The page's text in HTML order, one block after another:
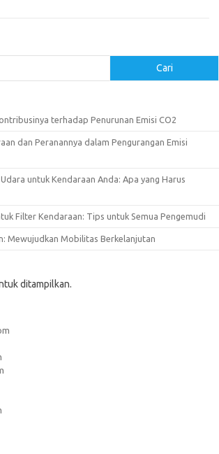
Cari
terhadap Penurunan Emisi CO2
dan Peranannya dalam Pengurangan Emisi
untuk Kendaraan Anda: Apa yang Harus
Filter Kendaraan: Tips untuk Semua Pengemudi
Mewujudkan Mobilitas Berkelanjutan
ditampilkan.